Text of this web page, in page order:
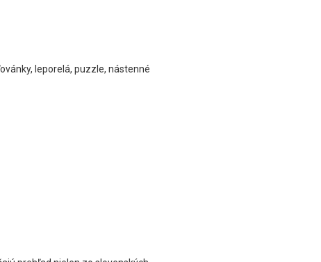
leporelá, puzzle, nástenné